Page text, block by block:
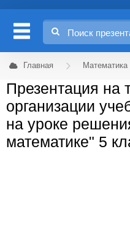
Главная Математика
Презентация
организации
на уроке
математике" 5